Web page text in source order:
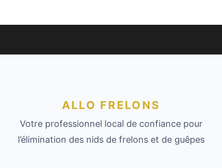
ALLO FRELONS
Votre professionnel local de confiance pour
l’élimination des nids de frelons et de guêpes